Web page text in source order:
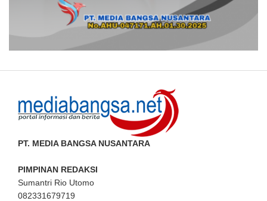
PT. MEDIA BANGSA NUSANTARA
PIMPINAN REDAKSI
Sumantri Rio Utomo
082331679719